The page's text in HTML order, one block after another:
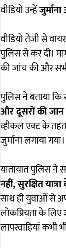
वीडियो उन्हें
वीडियो तेजी से
पुलिस से कर दी।
की जांच की और
पुलिस ने बताया
और दूसरों की
व्हीकल एक्ट के तहत
जुर्माना लगाया गया।
यातायात पुलिस ने
नहीं, सुरक्षित
साथ ही युवाओं से
लोकप्रियता के लिए
लापरवाहियां कभी